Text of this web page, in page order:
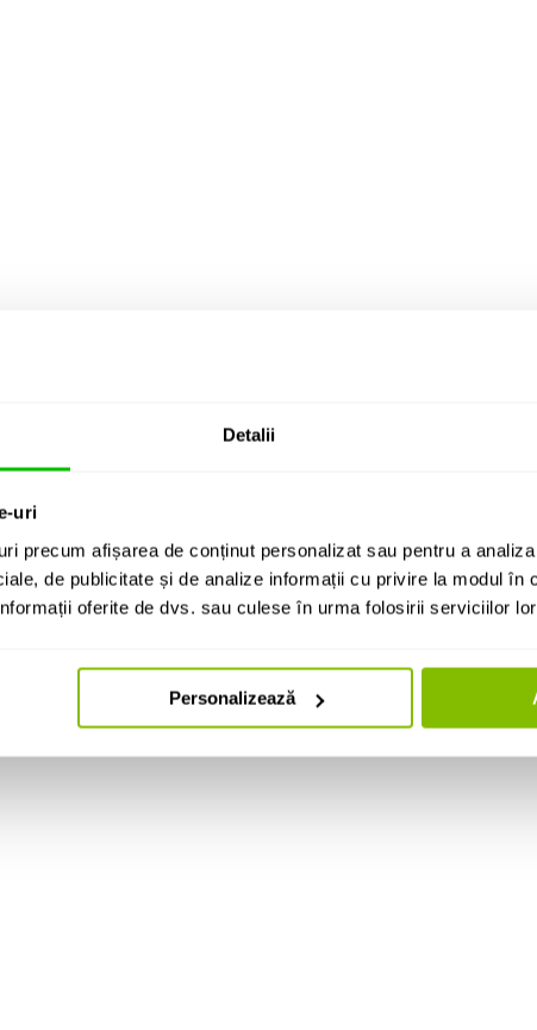
Detalii
uri
precum afișarea de conținut personalizat sau pentru a
de publicitate și de analize informații cu privire la modul în
oferite de dvs. sau culese în urma folosirii serviciilor
Personalizează